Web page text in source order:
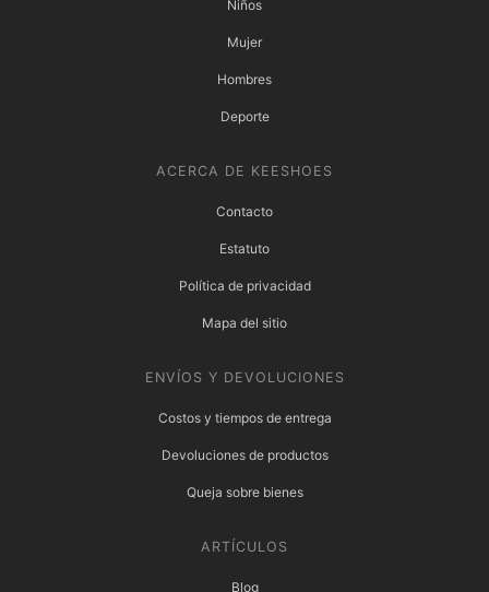
Niños
Mujer
Hombres
Deporte
ACERCA DE KEESHOES
Contacto
Estatuto
Política de privacidad
Mapa del sitio
ENVÍOS Y DEVOLUCIONES
Costos y tiempos de entrega
Devoluciones de productos
Queja sobre bienes
ARTÍCULOS
Blog